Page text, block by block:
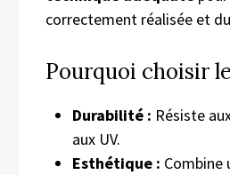
correctement réalisée et
Pourquoi choisir
Durabilité : Résiste
aux UV.
Esthétique : Combine